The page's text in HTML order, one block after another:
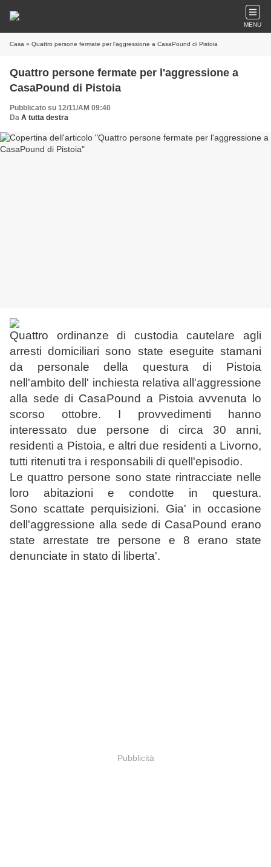
MENU
Casa » Quattro persone fermate per l'aggressione a CasaPound di Pistoia
Quattro persone fermate per l'aggressione a
CasaPound di Pistoia
Pubblicato su 12/11/AM 09:40
Da A tutta destra
Quattro ordinanze di custodia cautelare agli
arresti domiciliari sono state eseguite stamani
da personale della questura di Pistoia
nell'ambito dell' inchiesta relativa all'aggressione
alla sede di CasaPound a Pistoia avvenuta lo
scorso ottobre. I provvedimenti hanno
interessato due persone di circa 30 anni,
residenti a Pistoia, e altri due residenti a Livorno,
tutti ritenuti tra i responsabili di quell'episodio.
Le quattro persone sono state rintracciate nelle
loro abitazioni e condotte in questura.
Sono scattate perquisizioni. Gia' in occasione
dell'aggressione alla sede di CasaPound erano
state arrestate tre persone e 8 erano state
denunciate in stato di liberta'.
Pubblicità